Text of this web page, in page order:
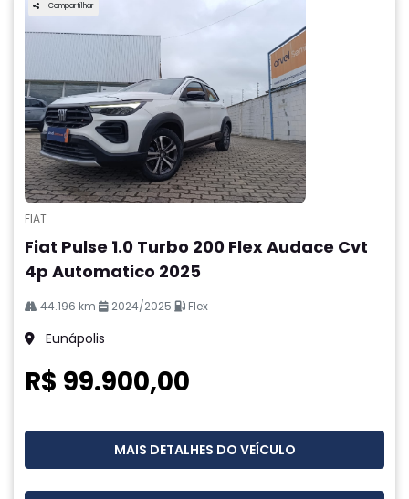
Compartilhar
FIAT
Fiat Pulse 1.0 Turbo 200 Flex Audace Cvt
4p Automatico 2025
44.196 km 2024/2025 Flex
Eunápolis
R$ 99.900,00
MAIS DETALHES DO VEÍCULO